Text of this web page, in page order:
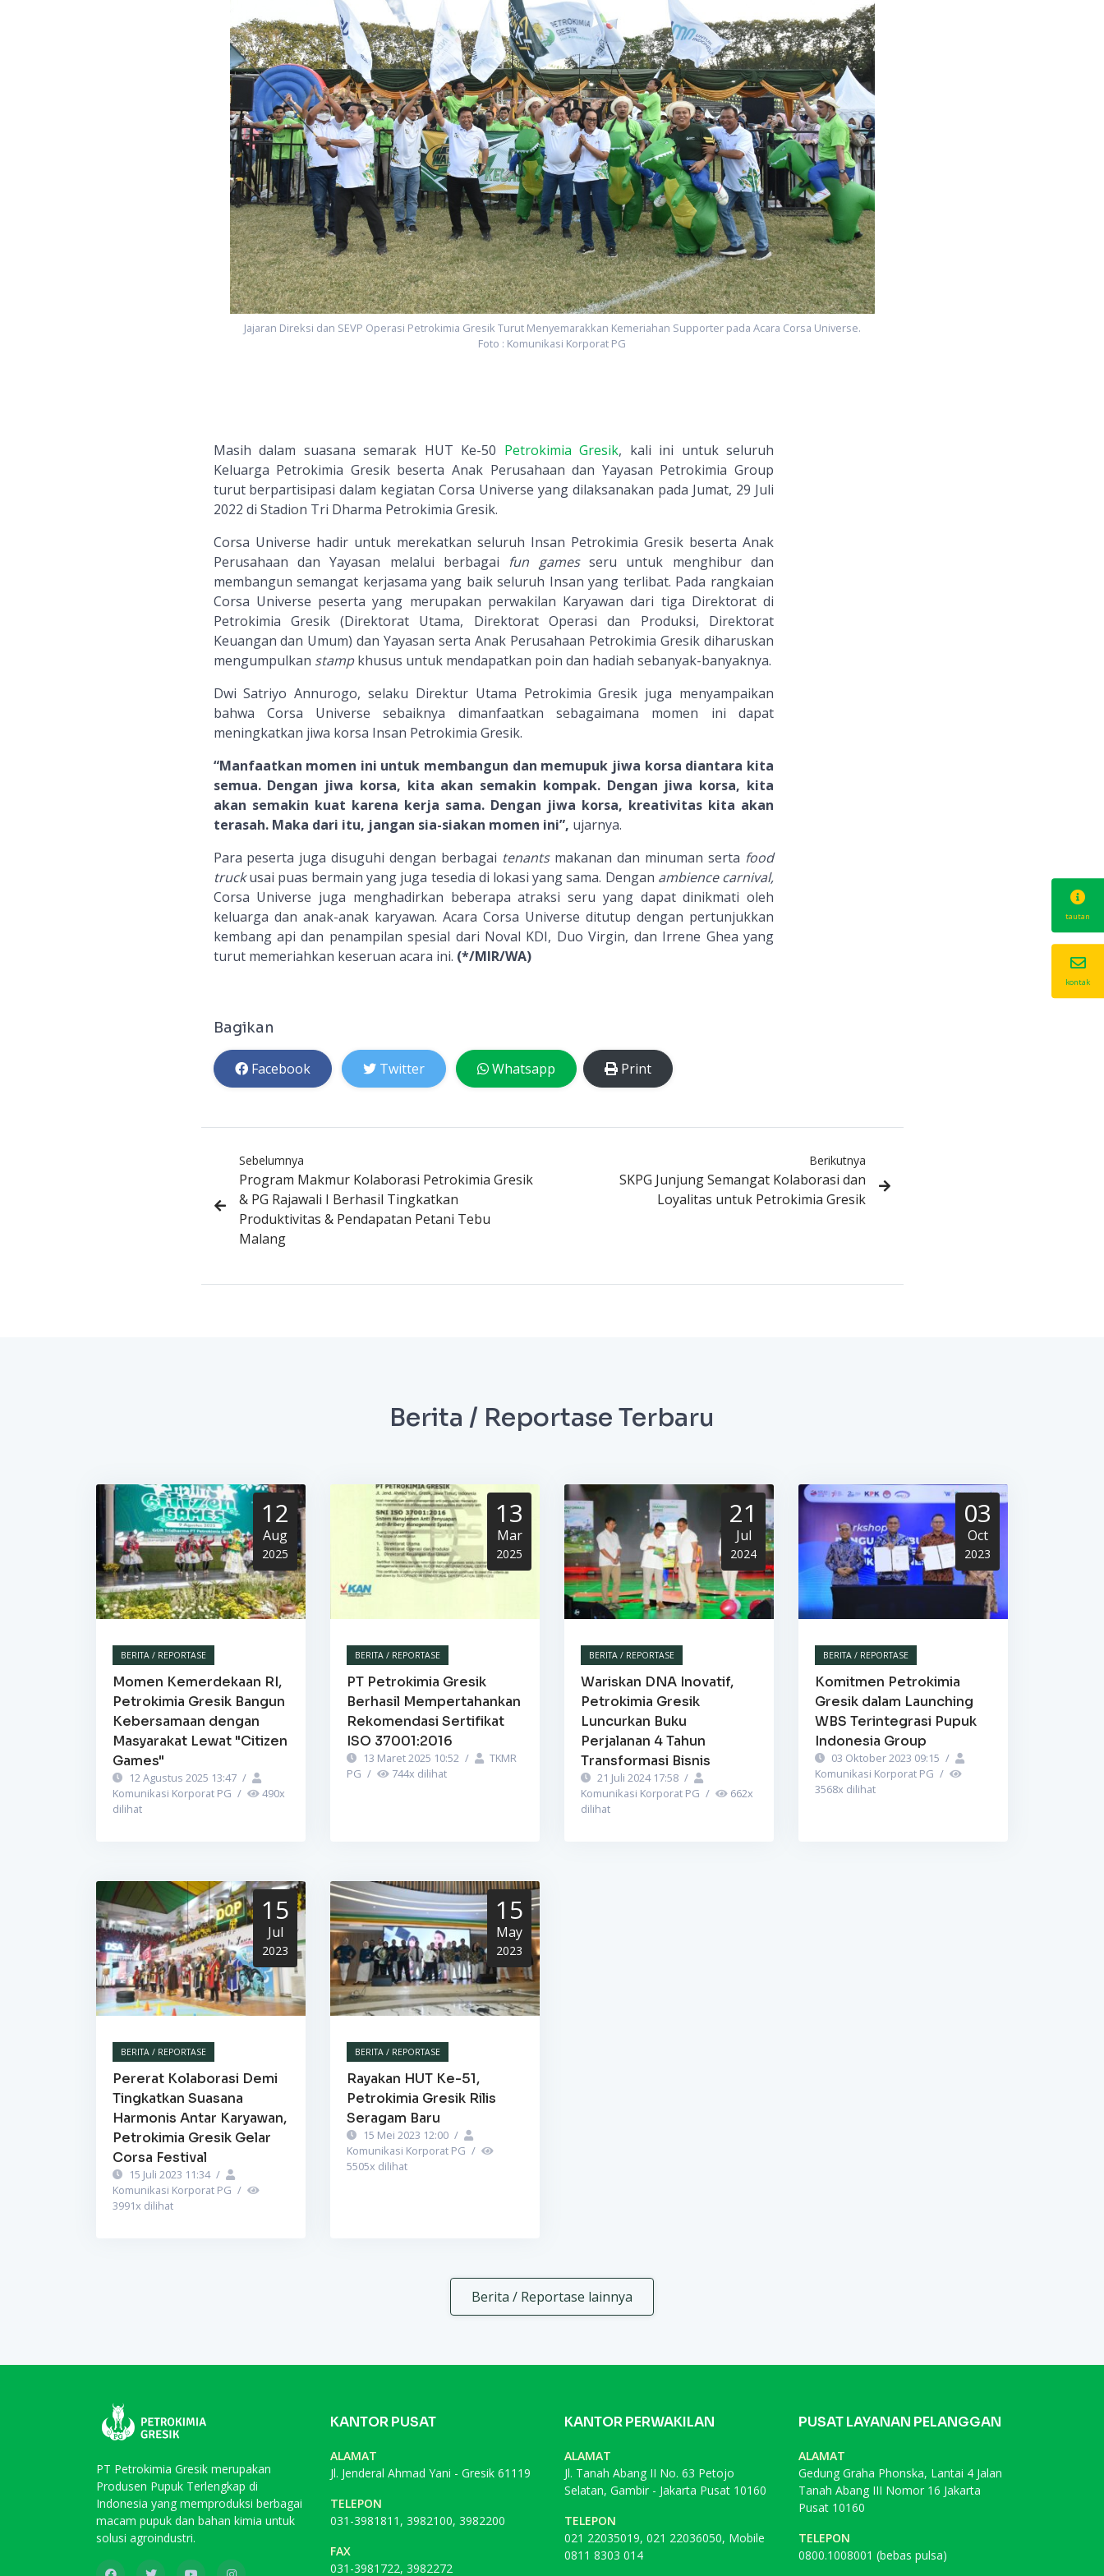
Jajaran Direksi dan SEVP Operasi Petrokimia Gresik Turut Menyemarakkan Kemeriahan Supporter pada Acara Corsa Universe.
Foto : Komunikasi Korporat PG
Masih dalam suasana semarak HUT Ke-50 Petrokimia Gresik, kali ini untuk seluruh
Keluarga Petrokimia Gresik beserta Anak Perusahaan dan Yayasan Petrokimia Group
turut berpartisipasi dalam kegiatan Corsa Universe yang dilaksanakan pada Jumat, 29 Juli
2022 di Stadion Tri Dharma Petrokimia Gresik.
Corsa Universe hadir untuk merekatkan seluruh Insan Petrokimia Gresik beserta Anak
Perusahaan dan Yayasan melalui berbagai fun games seru untuk menghibur dan
membangun semangat kerjasama yang baik seluruh Insan yang terlibat. Pada rangkaian
Corsa Universe peserta yang merupakan perwakilan Karyawan dari tiga Direktorat di
Petrokimia Gresik (Direktorat Utama, Direktorat Operasi dan Produksi, Direktorat
Keuangan dan Umum) dan Yayasan serta Anak Perusahaan Petrokimia Gresik diharuskan
mengumpulkan stampkhusus untuk mendapatkan poin dan hadiah sebanyak-banyaknya.
Dwi Satriyo Annurogo, selaku Direktur Utama Petrokimia Gresik juga menyampaikan
bahwa Corsa Universe sebaiknya dimanfaatkan sebagaimana momen ini dapat
meningkatkan jiwa korsa Insan Petrokimia Gresik.
“Manfaatkan momen ini untuk membangun dan memupuk jiwa korsa diantara kita
semua. Dengan jiwa korsa, kita akan semakin kompak. Dengan jiwa korsa, kita
akan semakin kuat karena kerja sama. Dengan jiwa korsa, kreativitas kita akan
terasah. Maka dari itu, jangan sia-siakan momen ini”, ujarnya.
Para peserta juga disuguhi dengan berbagai tenantsmakanan dan minuman serta food
truckusai puas bermain yang juga tesedia di lokasi yang sama. Dengan ambiencecarnival,
Corsa Universe juga menghadirkan beberapa atraksi seru yang dapat dinikmati oleh
keluarga dan anak-anak karyawan. Acara Corsa Universe ditutup dengan pertunjukkan
kembang api dan penampilan spesial dari Noval KDI, Duo Virgin, dan Irrene Ghea yang
turut memeriahkan keseruan acara ini. (*/MIR/WA)
Bagikan
Facebook Twitter Whatsapp Print
Sebelumnya
Program Makmur Kolaborasi Petrokimia Gresik
& PG Rajawali I Berhasil Tingkatkan
Produktivitas & Pendapatan Petani Tebu
Malang
Berikutnya
SKPG Junjung Semangat Kolaborasi dan
Loyalitas untuk Petrokimia Gresik
Berita / Reportase Terbaru
12
Aug
2025
BERITA / REPORTASE
Momen Kemerdekaan RI,
Petrokimia Gresik Bangun
Kebersamaan dengan
Masyarakat Lewat "Citizen
Games"
12 Agustus 2025 13:47 /
Komunikasi Korporat PG / 490x
dilihat
13
Mar
2025
BERITA / REPORTASE
PT Petrokimia Gresik
Berhasil Mempertahankan
Rekomendasi Sertifikat
ISO 37001:2016
13 Maret 2025 10:52 /
TKMR
PG / 744x dilihat
21
Jul
2024
BERITA / REPORTASE
Wariskan DNA Inovatif,
Petrokimia Gresik
Luncurkan Buku
Perjalanan 4 Tahun
Transformasi Bisnis
21 Juli 2024 17:58 /
Komunikasi Korporat PG / 662x
dilihat
03
Oct
2023
BERITA / REPORTASE
Komitmen Petrokimia
Gresik dalam Launching
WBS Terintegrasi Pupuk
Indonesia Group
03 Oktober 2023 09:15 /
Komunikasi Korporat PG /
3568x dilihat
15
Jul
2023
BERITA / REPORTASE
Pererat Kolaborasi Demi
Tingkatkan Suasana
Harmonis Antar Karyawan,
Petrokimia Gresik Gelar
Corsa Festival
15 Juli 2023 11:34 /
Komunikasi Korporat PG /
3991x dilihat
15
May
2023
BERITA / REPORTASE
Rayakan HUT Ke-51,
Petrokimia Gresik Rilis
Seragam Baru
15 Mei 2023 12:00 /
Komunikasi Korporat PG /
5505x dilihat
Berita / Reportase lainnya
PT Petrokimia Gresik merupakan
Produsen Pupuk Terlengkap di
Indonesia yang memproduksi berbagai
macam pupuk dan bahan kimia untuk
solusi agroindustri.
KANTOR PUSAT
ALAMAT
Jl. Jenderal Ahmad Yani - Gresik 61119
TELEPON
031-3981811, 3982100, 3982200
FAX
031-3981722, 3982272
KANTOR PERWAKILAN
ALAMAT
Jl. Tanah Abang II No. 63 Petojo
Selatan, Gambir - Jakarta Pusat 10160
TELEPON
021 22035019, 021 22036050, Mobile
0811 8303 014
PUSAT LAYANAN PELANGGAN
ALAMAT
Gedung Graha Phonska, Lantai 4 Jalan
Tanah Abang III Nomor 16 Jakarta
Pusat 10160
TELEPON
0800.1008001 (bebas pulsa)
tautan
kontak